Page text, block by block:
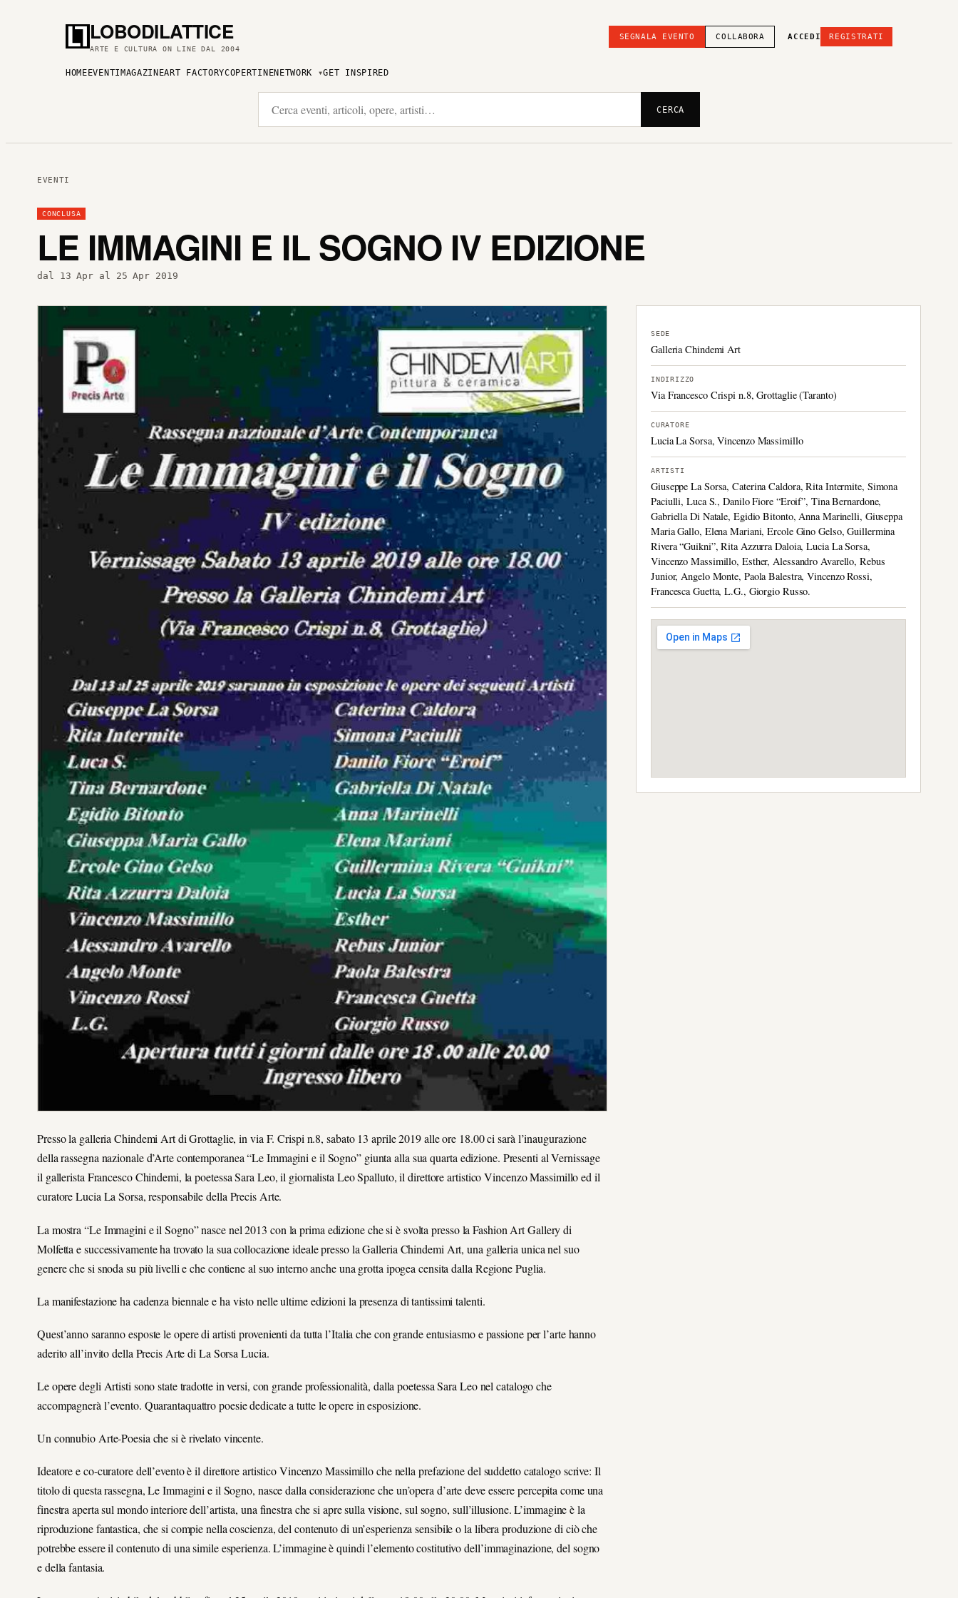
LOBODILATTICE
ARTE E CULTURA ON LINE DAL 2004
SEGNALA EVENTO COLLABORA ACCEDI REGISTRATI
HOME EVENTI MAGAZINEART FACTORYCOPERTINENETWORK GET INSPIRED
CERCA
EVENTI
CONCLUSA
LE IMMAGINI E IL SOGNO IV EDIZIONE
dal 13 Apr al 25 Apr 2019
Presso la galleria Chindemi Art di Grottaglie, in via F. Crispi n.8, sabato 13 aprile 2019 alle ore 18.00 ci sarà l’inaugurazione
della rassegna nazionale d’Arte contemporanea “Le Immagini e il Sogno” giunta alla sua quarta edizione. Presenti al Vernissage
il gallerista Francesco Chindemi, la poetessa Sara Leo, il giornalista Leo Spalluto, il direttore artistico Vincenzo Massimillo ed il
curatore Lucia La Sorsa, responsabile della Precis Arte.
La mostra “Le Immagini e il Sogno” nasce nel 2013 con la prima edizione che si è svolta presso la Fashion Art Gallery di
Molfetta e successivamente ha trovato la sua collocazione ideale presso la Galleria Chindemi Art, una galleria unica nel suo
genere che si snoda su più livelli e che contiene al suo interno anche una grotta ipogea censita dalla Regione Puglia.
La manifestazione ha cadenza biennale e ha visto nelle ultime edizioni la presenza di tantissimi talenti.
Quest’anno saranno esposte le opere di artisti provenienti da tutta l’Italia che con grande entusiasmo e passione per l’arte hanno
aderito all’invito della Precis Arte di La Sorsa Lucia.
Le opere degli Artisti sono state tradotte in versi, con grande professionalità, dalla poetessa Sara Leo nel catalogo che
accompagnerà l’evento. Quarantaquattro poesie dedicate a tutte le opere in esposizione.
Un connubio Arte-Poesia che si è rivelato vincente.
Ideatore e co-curatore dell’evento è il direttore artistico Vincenzo Massimillo che nella prefazione del suddetto catalogo scrive: Il
titolo di questa rassegna, Le Immagini e il Sogno, nasce dalla considerazione che un’opera d’arte deve essere percepita come una
finestra aperta sul mondo interiore dell’artista, una finestra che si apre sulla visione, sul sogno, sull’illusione. L’immagine è la
riproduzione fantastica, che si compie nella coscienza, del contenuto di un’esperienza sensibile o la libera produzione di ciò che
potrebbe essere il contenuto di una simile esperienza. L’immagine è quindi l’elemento costitutivo dell’immaginazione, del sogno
e della fantasia.
SEDE
Galleria Chindemi Art
INDIRIZZO
Via Francesco Crispi n.8, Grottaglie (Taranto)
CURATORE
Lucia La Sorsa, Vincenzo Massimillo
ARTISTI
Giuseppe La Sorsa, Caterina Caldora, Rita Intermite, Simona
Paciulli, Luca S., Danilo Fiore “Eroif”, Tina Bernardone,
Gabriella Di Natale, Egidio Bitonto, Anna Marinelli, Giuseppa
Maria Gallo, Elena Mariani, Ercole Gino Gelso, Guillermina
Rivera “Guikni”, Rita Azzurra Daloia, Lucia La Sorsa,
Vincenzo Massimillo, Esther, Alessandro Avarello, Rebus
Junior, Angelo Monte, Paola Balestra, Vincenzo Rossi,
Francesca Guetta, L.G., Giorgio Russo.